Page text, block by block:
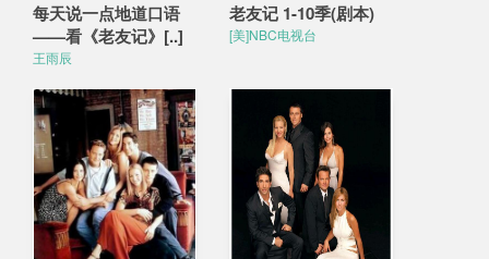
每天说一点地道口语
——看《老友记》[..]
王雨辰
老友记 1-10季(剧本)
[美]NBC电视台